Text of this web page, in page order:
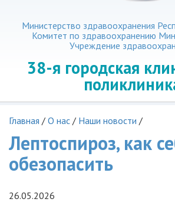
Министерство здравоохранения
Комитет по здравоохранению
Учреждение
38-я городская
Главная / О нас / Наши новости /
Лептоспироз, как
обезопасить
26.05.2026